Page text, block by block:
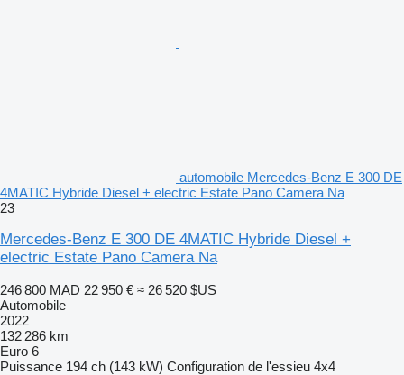
automobile Mercedes-Benz E 300 DE
4MATIC Hybride Diesel + electric Estate Pano Camera Na
23
Mercedes-Benz E 300 DE 4MATIC Hybride Diesel +
electric Estate Pano Camera Na
246 800 MAD 22 950 € ≈ 26 520 $US
Automobile
2022
132 286 km
Euro 6
Puissance 194 ch (143 kW) Configuration de l'essieu 4x4